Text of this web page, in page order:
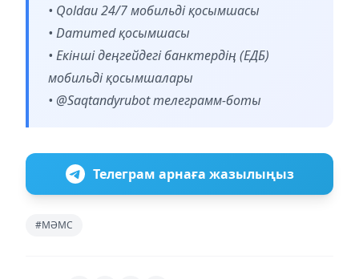
• Qoldau 24/7 мобильді қосымшасы
• Damumed қосымшасы
• Екінші деңгейдегі банктердің (ЕДБ)
мобильді қосымшалары
• @Saqtandyrubot телеграмм-боты
Телеграм арнаға жазылыңыз
#МӘМС